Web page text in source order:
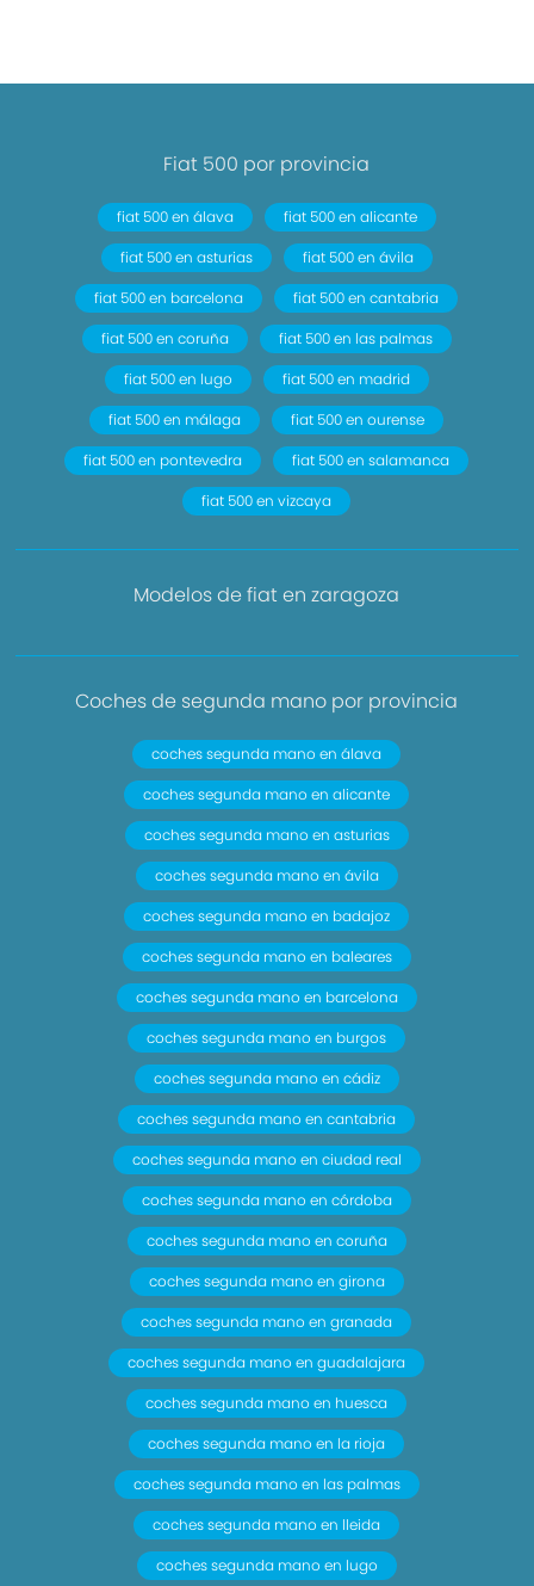
Fiat 500 por provincia
fiat 500 en álava
fiat 500 en alicante
fiat 500 en asturias
fiat 500 en ávila
fiat 500 en barcelona
fiat 500 en cantabria
fiat 500 en coruña
fiat 500 en las palmas
fiat 500 en lugo
fiat 500 en madrid
fiat 500 en málaga
fiat 500 en ourense
fiat 500 en pontevedra
fiat 500 en salamanca
fiat 500 en vizcaya
Modelos de fiat en zaragoza
Coches de segunda mano por provincia
coches segunda mano en álava
coches segunda mano en alicante
coches segunda mano en asturias
coches segunda mano en ávila
coches segunda mano en badajoz
coches segunda mano en baleares
coches segunda mano en barcelona
coches segunda mano en burgos
coches segunda mano en cádiz
coches segunda mano en cantabria
coches segunda mano en ciudad real
coches segunda mano en córdoba
coches segunda mano en coruña
coches segunda mano en girona
coches segunda mano en granada
coches segunda mano en guadalajara
coches segunda mano en huesca
coches segunda mano en la rioja
coches segunda mano en las palmas
coches segunda mano en lleida
coches segunda mano en lugo